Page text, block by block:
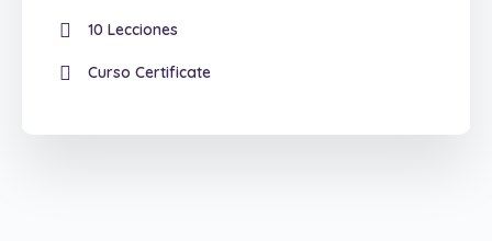
10 Lecciones
Curso Certificate